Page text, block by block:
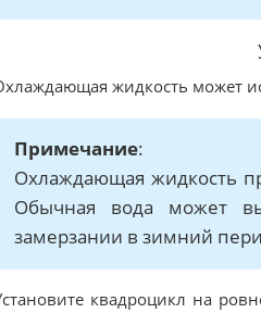
жидкость может
Примечание:
Охлаждающая жидкость
Обычная вода может
замерзании в зимний
квадроцикл на